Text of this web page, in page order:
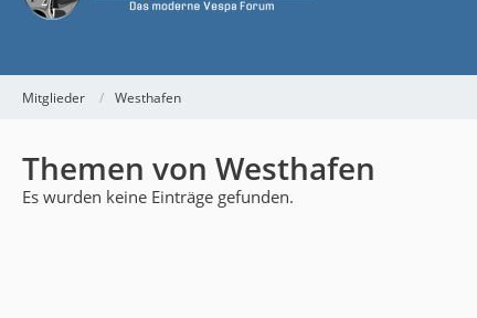
Mitglieder Westhafen
Themen von Westhafen
Es wurden keine Einträge gefunden.